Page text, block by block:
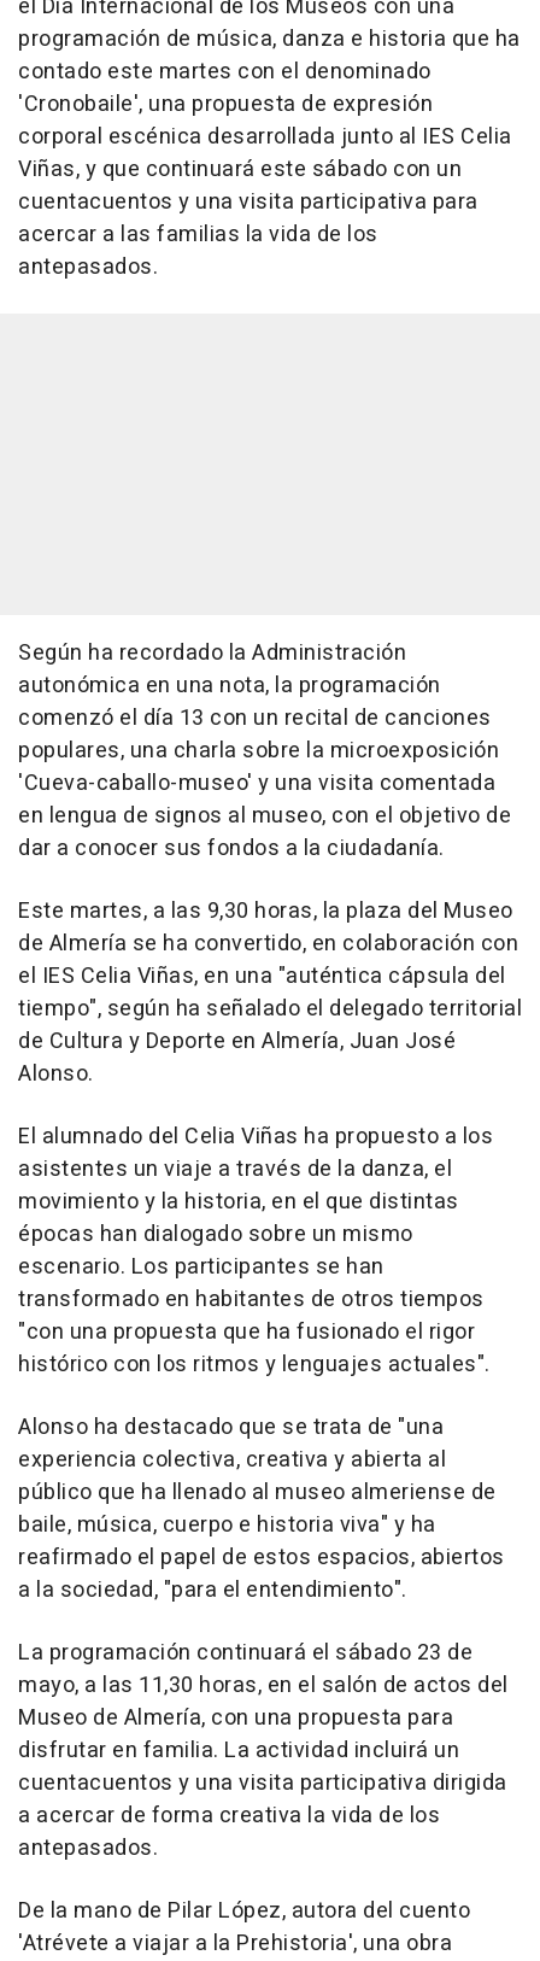
programación de música, danza e historia que ha
contado este martes con el denominado
'Cronobaile', una propuesta de expresión
corporal escénica desarrollada junto al IES Celia
Viñas, y que continuará este sábado con un
cuentacuentos y una visita participativa para
acercar a las familias la vida de los
antepasados.
Según ha recordado la Administración
autonómica en una nota, la programación
comenzó el día 13 con un recital de canciones
populares, una charla sobre la microexposición
'Cueva-caballo-museo' y una visita comentada
en lengua de signos al museo, con el objetivo de
dar a conocer sus fondos a la ciudadanía.
Este martes, a las 9,30 horas, la plaza del Museo
de Almería se ha convertido, en colaboración con
el IES Celia Viñas, en una "auténtica cápsula del
tiempo", según ha señalado el delegado territorial
de Cultura y Deporte en Almería, Juan José
Alonso.
El alumnado del Celia Viñas ha propuesto a los
asistentes un viaje a través de la danza, el
movimiento y la historia, en el que distintas
épocas han dialogado sobre un mismo
escenario. Los participantes se han
transformado en habitantes de otros tiempos
"con una propuesta que ha fusionado el rigor
histórico con los ritmos y lenguajes actuales".
Alonso ha destacado que se trata de "una
experiencia colectiva, creativa y abierta al
público que ha llenado al museo almeriense de
baile, música, cuerpo e historia viva" y ha
reafirmado el papel de estos espacios, abiertos
a la sociedad, "para el entendimiento".
La programación continuará el sábado 23 de
mayo, a las 11,30 horas, en el salón de actos del
Museo de Almería, con una propuesta para
disfrutar en familia. La actividad incluirá un
cuentacuentos y una visita participativa dirigida
a acercar de forma creativa la vida de los
antepasados.
De la mano de Pilar López, autora del cuento
'Atrévete a viajar a la Prehistoria', una obra